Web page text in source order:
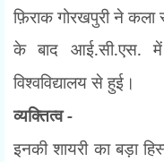
फ़िराक गोरखपुरी ने
के बाद
विश्वविद्यालय से हुई।
व्यक्तित्व -
इनकी शायरी का बड़ा